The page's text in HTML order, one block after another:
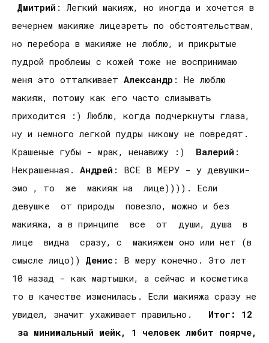
Дмитрий : Легкий макияж, но иногда и хочется в
вечернем макияже лицезреть по обстоятельствам,
но перебора в макияже не люблю, и прикрытые
пудрой проблемы с кожей тоже не воспринимаю
меня это отталкивает Александр : Не люблю
макияж, потому как его часто слизывать
приходится :) Люблю, когда подчеркнуты глаза,
ну и немного легкой пудры никому не повредят.
Крашеные губы - мрак, ненавижу :) Валерий :
Некрашенная. Андрей : ВСЕ В МЕРУ - у девушки-
эмо , то же макияж на лице)))). Если
девушке от природы повезло, можно и без
макияжа, а в принципе все от души, душа в
лице видна сразу, с макияжем оно или нет (в
смысле лицо)) Денис : В меру конечно. Это лет
10 назад - как мартышки, а сейчас и косметика
то в качестве изменилась. Если макияжа сразу не
увидел, значит ухаживает правильно. Итог: 12
за минимальный мейк, 1 человек любит поярче,